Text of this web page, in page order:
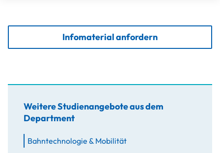
Infomaterial anfordern
Weitere Studienangebote aus dem
Department
Bahntechnologie & Mobilität